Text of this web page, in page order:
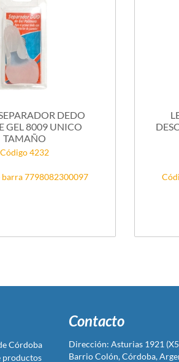
DEDO
GEL 8009 UNICO
TAMAÑO
Código 4232
barra 7798082300097
Córdoba
productos
Contacto
Dirección: Asturias 1921
Barrio Colón, Córdoba,